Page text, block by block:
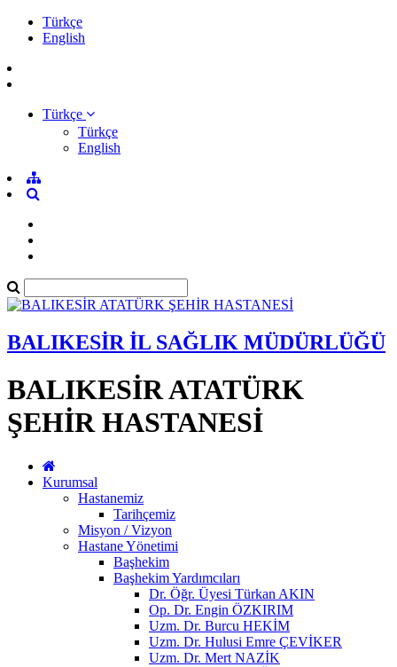
Türkçe
English
Türkçe
Türkçe
English
BALIKESİR İL SAĞLIK MÜDÜRLÜĞÜ
BALIKESİR ATATÜRK
ŞEHİR HASTANESİ
Kurumsal
Hastanemiz
Tarihçemiz
Misyon / Vizyon
Hastane Yönetimi
Başhekim
Başhekim Yardımcıları
Dr. Öğr. Üyesi Türkan AKIN
Op. Dr. Engin ÖZKIRIM
Uzm. Dr. Burcu HEKİM
Uzm. Dr. Hulusi Emre ÇEVİKER
Uzm. Dr. Mert NAZİK